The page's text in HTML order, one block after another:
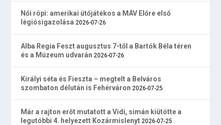
Női röpi: amerikai ütőjátékos a MÁV Előre első
légiósigazolása 2026-07-26
Alba Regia Feszt augusztus 7-től a Bartók Béla téren
és a Múzeum udvarán 2026-07-26
Királyi séta és Fieszta – megtelt a Belváros
szombaton délután is Fehérváron 2026-07-25
Már a rajton erőt mutatott a Vidi, simán kiütötte a
legutóbbi 4. helyezett Kozármislenyt 2026-07-25